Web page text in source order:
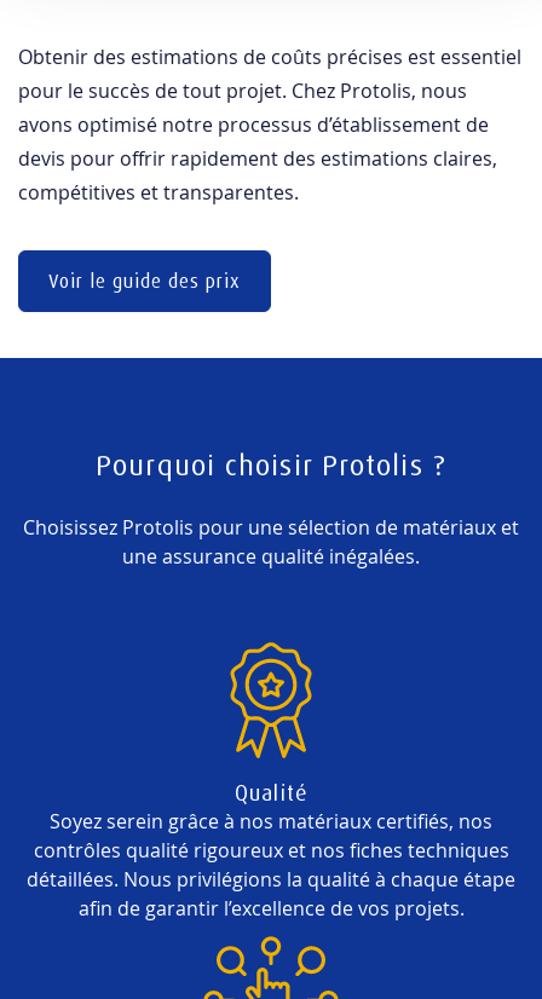
Obtenir des estimations de coûts précises est essentiel
pour le succès de tout projet. Chez Protolis, nous
avons optimisé notre processus d’établissement de
devis pour offrir rapidement des estimations claires,
compétitives et transparentes.
Voir le guide des prix
Pourquoi choisir Protolis ?
Choisissez Protolis pour une sélection de matériaux et
une assurance qualité inégalées.
Qualité
Soyez serein grâce à nos matériaux certifiés, nos
contrôles qualité rigoureux et nos fiches techniques
détaillées. Nous privilégions la qualité à chaque étape
afin de garantir l’excellence de vos projets.